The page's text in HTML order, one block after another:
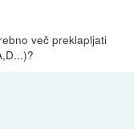
več preklapljati